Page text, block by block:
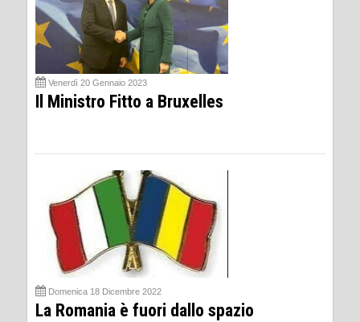
Venerdì 20 Gennaio 2023
Il Ministro Fitto a Bruxelles
Domenica 18 Dicembre 2022
La Romania è fuori dallo spazio